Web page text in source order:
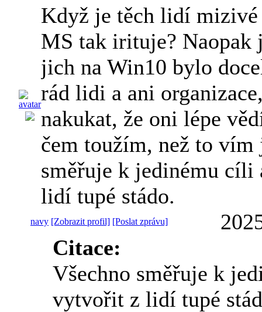
Když je těch lidí
MS tak irituje? Naopak
jich na Win10 bylo
rád lidi a ani
nakukat, že oni lépe
čem toužím, než to vím
směřuje k jedinému
lidí tupé stádo.
navy [Zobrazit profil] [Poslat zprávu]
Citace:
Všechno směřuje k
vytvořit z lidí tupé